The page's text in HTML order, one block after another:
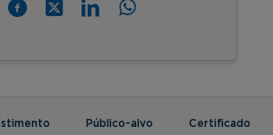
Público-alvo Certificado